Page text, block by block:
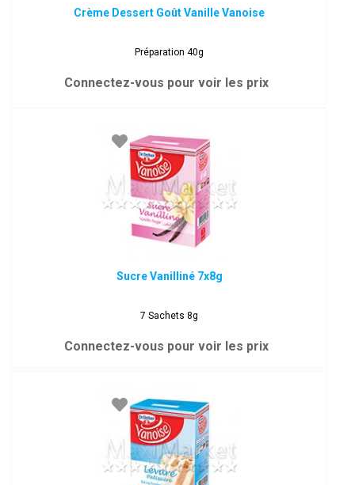
Crème Dessert Goût Vanille Vanoise
Préparation 40g
Connectez-vous pour voir les prix
Sucre Vanilliné 7x8g
7 Sachets 8g
Connectez-vous pour voir les prix